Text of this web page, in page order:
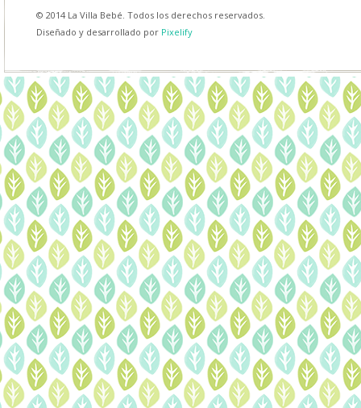
© 2014 La Villa Bebé. Todos los derechos reservados.
Diseñado y desarrollado por Pixelify